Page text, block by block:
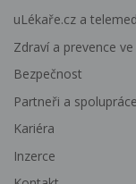
uLékaře.cz a
Zdraví a prevence
Bezpečnost
Partneři a spolupráce
Kariéra
Inzerce